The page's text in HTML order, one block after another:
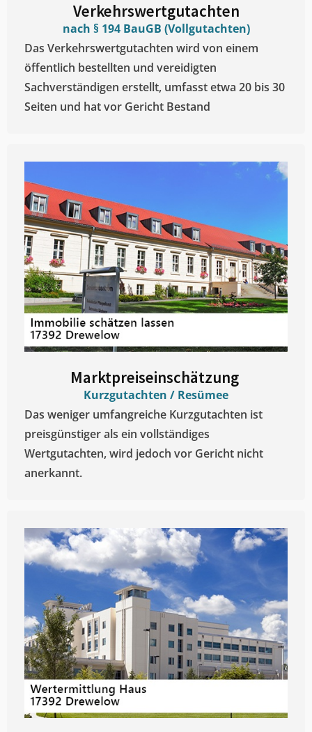
Verkehrswertgutachten
nach § 194 BauGB (Vollgutachten)
Das Verkehrswertgutachten wird von einem
öffentlich bestellten und vereidigten
Sachverständigen erstellt, umfasst etwa 20 bis 30
Seiten und hat vor Gericht Bestand
Marktpreiseinschätzung ​
Kurzgutachten / Resümee
Das weniger umfangreiche Kurzgutachten ist
preisgünstiger als ein vollständiges
Wertgutachten, wird jedoch vor Gericht nicht
anerkannt.